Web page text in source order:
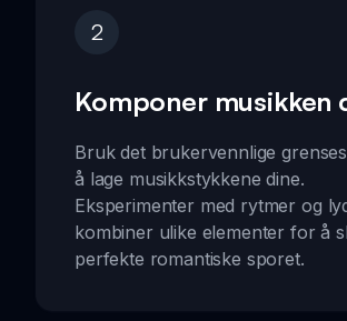
2
Komponer musikken
Bruk det brukervennlige
å lage musikkstykkene dine.
Eksperimenter med rytmer og
kombiner ulike elementer for å
perfekte romantiske sporet.